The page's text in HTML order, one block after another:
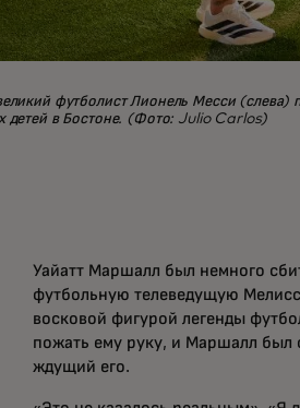
футболист Лионель Месси (слева)
детей в Бостоне. (Фото: Julio Carlos)
Уайатт Маршалл был немного
футбольную телеведущую
восковой фигурой легенды
пожать ему руку, и Маршалл был
ждущий его.